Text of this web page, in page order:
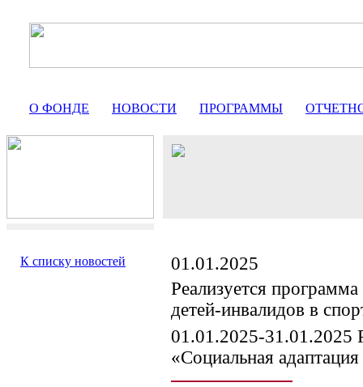
О ФОНДЕ НОВОСТИ ПРОГРАММЫ
К списку новостей
01.01.2025
Реализуется
детей-инвалидов в
01.01.2025-31.01.2025
«Социальная